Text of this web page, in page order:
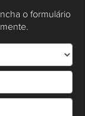
o formulário